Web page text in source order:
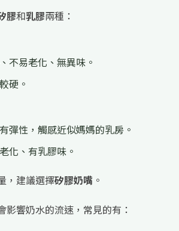
膠和乳膠兩種：
不易老化、無異味。
硬。
彈性，觸感近似媽媽的乳房。
化、有乳膠味。
，建議選擇矽膠奶嘴 。
影響奶水的流速，常見的有：